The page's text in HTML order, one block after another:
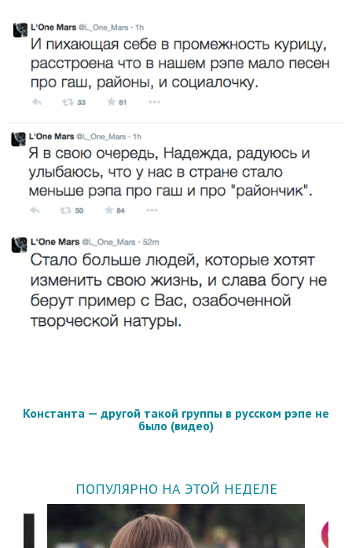
Константа — другой такой группы в русском рэпе не
было (видео)
ПОПУЛЯРНО НА ЭТОЙ НЕДЕЛЕ